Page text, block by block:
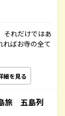
それだけではあ
ればお寺の全て
細を見る
旅 五島列